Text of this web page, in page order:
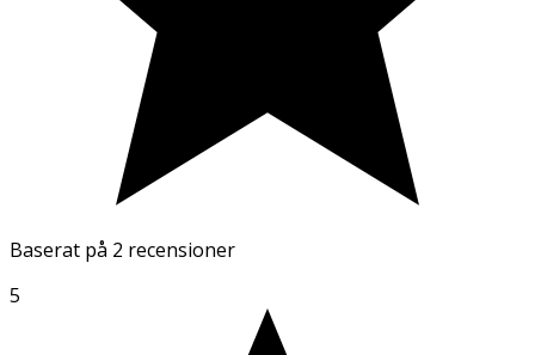
Baserat på 2 recensioner
5